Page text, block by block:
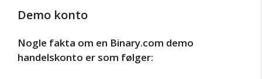
Demo konto
Nogle fakta om en Binary.com demo
handelskonto er som følger: